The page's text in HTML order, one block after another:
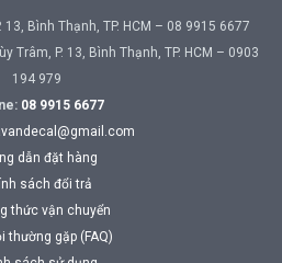
Bình Thạnh, TP. HCM – 08 9915 6677
Trâm, P. 13, Bình Thạnh, TP. HCM – 0903
194 979
08 9915 6677
dẫn đặt hàng
sách đổi trả
thức vận chuyển
thường gặp (FAQ)